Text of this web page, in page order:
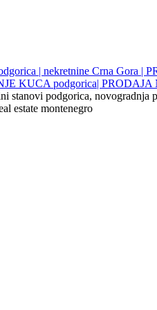
| nekretnine Crna Gora
KUCA podgorica|
podgorica,
estate montenegro